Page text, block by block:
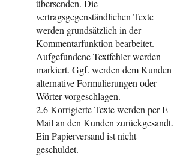
übersenden. Die
vertragsgegenständlichen Texte
werden grundsätzlich in der
Kommentarfunktion bearbeitet.
Aufgefundene Textfehler werden
markiert. Ggf. werden dem Kunden
alternative Formulierungen oder
Wörter vorgeschlagen.
2.6 Korrigierte Texte werden per E-
Mail an den Kunden zurückgesandt.
Ein Papierversand ist nicht
geschuldet.